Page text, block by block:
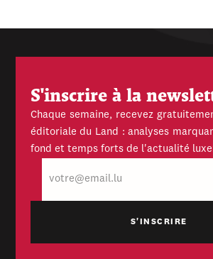
S'inscrire à la
Chaque semaine, recevez
éditoriale du Land : analyses
fond et temps forts de l'actualité
mail